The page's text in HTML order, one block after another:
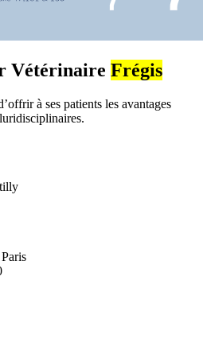
Vétérinaire Frégis
à ses patients les avantages